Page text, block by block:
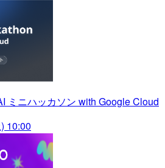
ミニハッカソン with Google Cloud
10:00